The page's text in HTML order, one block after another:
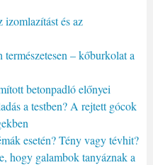
és az
– kőburkolat a
betonpadló előnyei
a testben? A rejtett gócok
esetén? Tény vagy tévhit?
hogy galambok tanyáznak a